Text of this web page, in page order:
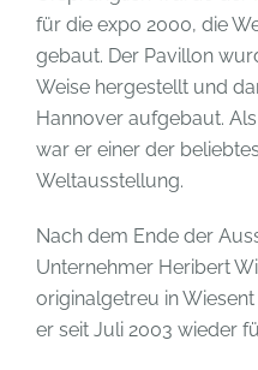
für die expo 2000, die
gebaut. Der Pavillon
Weise hergestellt und
Hannover aufgebaut.
war er einer der
Weltausstellung.
Nach dem Ende der
Unternehmer Heribert
originalgetreu in
er seit Juli 2003 wieder